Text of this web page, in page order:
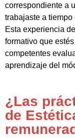
correspondiente a
trabajaste a tiempo
Esta experiencia
formativo que
competentes
aprendizaje del
¿Las
de